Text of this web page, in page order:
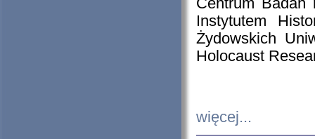
Centrum Badań
Instytutem
Żydowskich
Holocaust
więcej...